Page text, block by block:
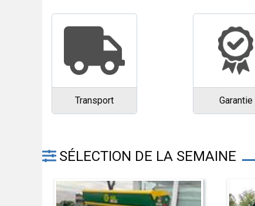
Transport Garantie
SÉLECTION DE LA SEMAINE